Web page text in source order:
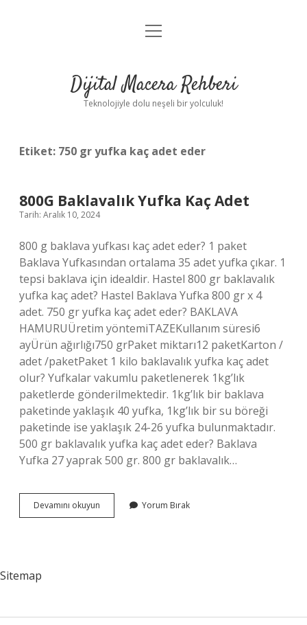
Anasayfa
Yasal Uyarı
menüyü
Dijital Macera Rehberi
Teknolojiyle dolu neşeli bir yolculuk!
Etiket: 750 gr yufka kaç adet eder
800G Baklavalık Yufka Kaç Adet
Tarih: Aralık 10, 2024
800 g baklava yufkası kaç adet eder? 1 paket
Baklava Yufkasından ortalama 35 adet yufka çıkar. 1
tepsi baklava için idealdir. Hastel 800 gr baklavalık
yufka kaç adet? Hastel Baklava Yufka 800 gr x 4
adet. 750 gr yufka kaç adet eder? BAKLAVA
HAMURUÜretim yöntemiTAZEKullanım süresi6
ayÜrün ağırlığı750 grPaket miktarı12 paketKarton /
adet /paketPaket 1 kilo baklavalık yufka kaç adet
olur? Yufkalar vakumlu paketlenerek 1kg’lık
paketlerde gönderilmektedir. 1kg’lık bir baklava
paketinde yaklaşık 40 yufka, 1kg’lık bir su böreği
paketinde ise yaklaşık 24-26 yufka bulunmaktadır.
500 gr baklavalık yufka kaç adet eder? Baklava
Yufka 27 yaprak 500 gr. 800 gr baklavalık…
Devamını okuyun
Baklavalık
Yorum Bırak
Sitemap